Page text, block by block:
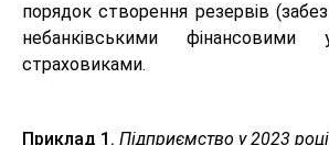
порядок створення резервів
небанківськими фінансовими
страховиками.
Приклад 1. Підприємство у 2023